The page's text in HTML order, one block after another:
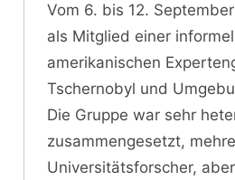
Vom 6. bis 12.
als Mitglied einer
amerikanischen
Tschernobyl und
Die Gruppe war sehr
zusammengesetzt,
Universitätsforscher,